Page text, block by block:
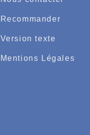
Recommander
Version texte
Mentions Légales